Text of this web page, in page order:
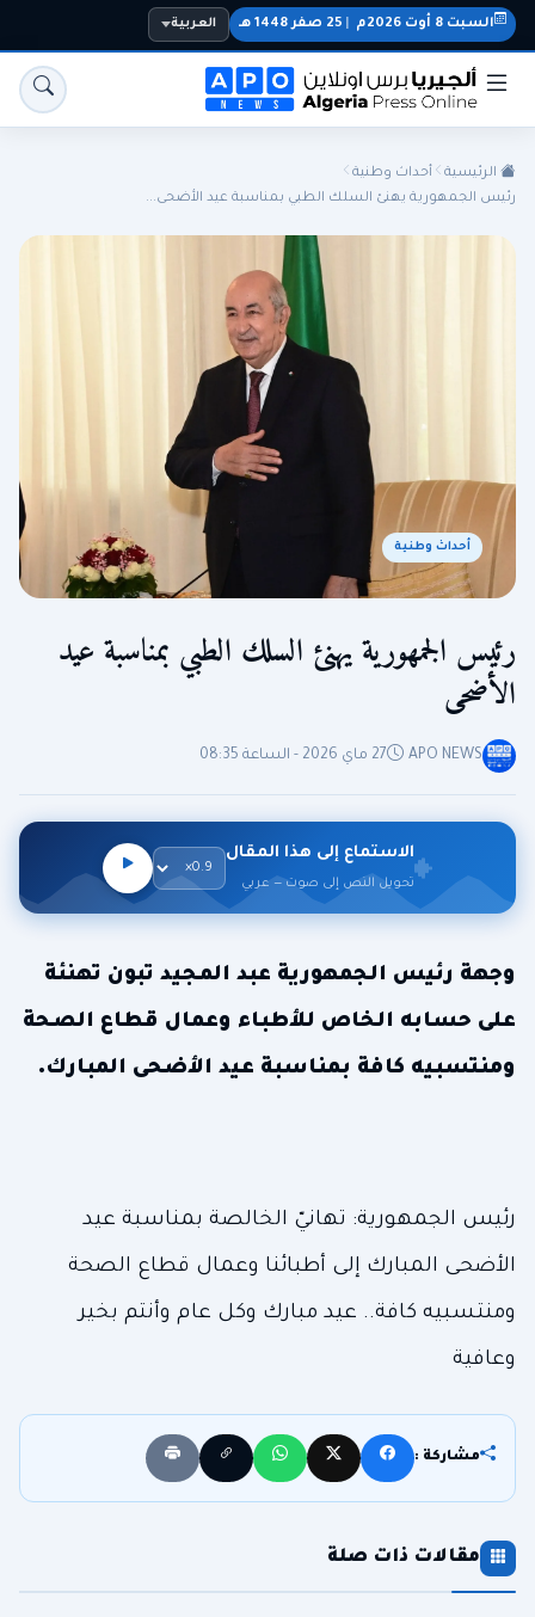
الجالية المنتخب الوطني
رياضة
السبت 8 أوت 2026م 25 صفر 1448 هـ العربية
الرئيسية
أحداث وطنية
رئيس الجمهورية يهنئ السلك الطبي بمناسبة عيد الأضحى...
أحداث وطنية
رئيس الجمهورية يهنئ السلك الطبي بمناسبة عيد
الأضحى
APO NEWS 27 ماي 2026 - الساعة 08:35
الاستماع إلى هذا المقال
تحويل النص إلى صوت — عربي
وجهة رئيس الجمهورية عبد المجيد تبون تهنئة
على حسابه الخاص للأطباء وعمال قطاع الصحة
ومنتسبيه كافة بمناسبة عيد الأضحى المبارك.
رئيس الجمهورية: تهانيّ الخالصة بمناسبة عيد
الأضحى المبارك إلى أطبائنا وعمال قطاع الصحة
ومنتسبيه كافة.. عيد مبارك وكل عام وأنتم بخير
وعافية
مشاركة :
مقالات ذات صلة